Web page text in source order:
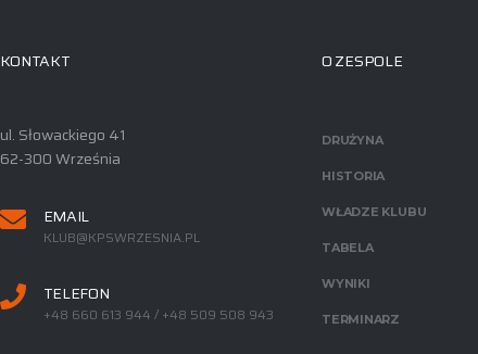
KONTAKT
ul. Słowackiego 41
62-300 Września
EMAIL
KLUB@KPSWRZESNIA.PL
TELEFON
+48 660 613 944 / +48 509 508 943
O ZESPOLE
DRUŻYNA
HISTORIA
WŁADZE KLUBU
TABELA
WYNIKI
TERMINARZ